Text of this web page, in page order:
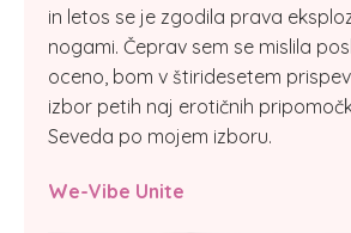
in letos se je zgodila prava
nogami. Čeprav sem se mislila
oceno, bom v štiridesetem
izbor petih naj erotičnih
Seveda po mojem izboru.
We-Vibe Unite